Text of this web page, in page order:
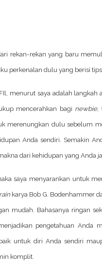
rekan-rekan yang baru
perkenalan dulu yang berisi
menurut saya adalah
mencerahkan bagi newbie,
merenungkan dulu sebelum
Anda sendiri. Semakin
dari kehidupan yang Anda
saya menyarankan untuk
karya Bob G. Bodenhammer
mudah. Bahasanya ringan
pengetahuan Anda
untuk diri Anda sendiri
komplit.